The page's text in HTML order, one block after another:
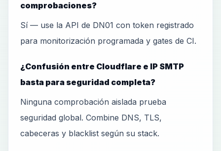
comprobaciones?
Sí — use la API de DN01 con token registrado
para monitorización programada y gates de CI.
¿Confusión entre Cloudflare e IP SMTP
basta para seguridad completa?
Ninguna comprobación aislada prueba
seguridad global. Combine DNS, TLS,
cabeceras y blacklist según su stack.